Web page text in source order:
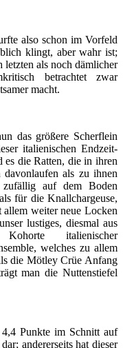
also schon im Vorfeld
klingt, aber wahr ist;
als noch dämlicher
betrachtet zwar
macht.
das größere Scherflein
italienischen Endzeit-
es die Ratten, die in ihren
als zu ihnen
auf dem Boden
für die Knallchargeuse,
weiter neue Locken
lustiges, diesmal aus
italienischer
welches zu allem
die Mötley Crüe Anfang
man die Nuttenstiefel
4,4 Punkte im Schnitt auf
andererseits hat dieser